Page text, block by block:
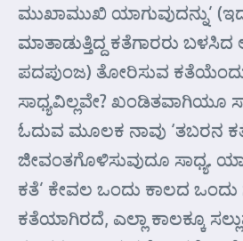
ಮುಖಾಮುಖಿ ಯಾಗುವುದನ್ನು’
ಮಾತಾಡುತ್ತಿದ್ದ ಕತೆಗಾರರು
ಪದಪುಂಜ) ತೋರಿಸುವ
ಸಾಧ್ಯವಿಲ್ಲವೇ? ಖಂಡಿತವಾಗಿಯೂ
ಓದುವ ಮೂಲಕ ನಾವು ‘ತಬರನ
ಜೀವಂತಗೊಳಿಸುವುದೂ ಸಾಧ್ಯ.
ಕತೆ’ ಕೇವಲ ಒಂದು ಕಾಲದ ಒಂದು
ಕತೆಯಾಗಿರದೆ, ಎಲ್ಲಾ ಕಾಲಕ್ಕೂ